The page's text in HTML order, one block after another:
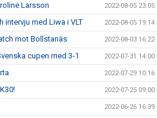
Larsson 2022-08-05 23:05
intervju med Liwa i VLT 2022-08-05 19:14
mot Bollstanäs 2022-08-03 16:22
cupen med 3-1 2022-07-31 14:00
2022-07-29 10:16
2022-07-25 09:00
2022-06-26 16:39